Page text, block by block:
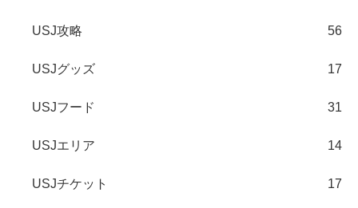
USJ攻略 56
USJグッズ 17
USJフード 31
USJエリア 14
USJチケット 17